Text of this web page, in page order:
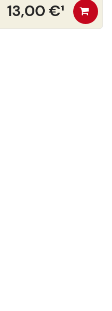
13,00 €¹